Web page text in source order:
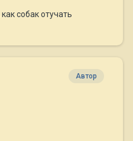
собак отучать
Автор